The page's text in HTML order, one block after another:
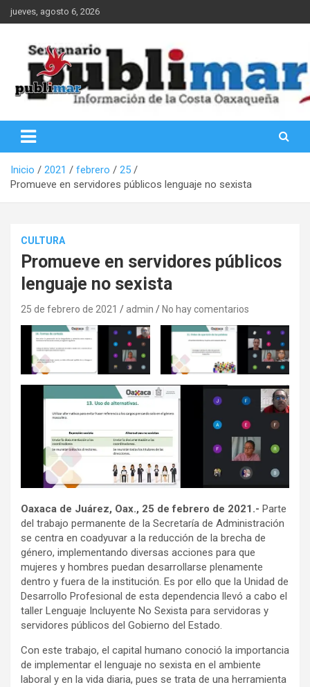
Saltar
al
jueves, agosto 6, 2026
PubliMar
Inicio 2021 febrero
25
Promueve en servidores públicos lenguaje no sexista
CULTURA
Promueve en servidores públicos
lenguaje no sexista
25 de febrero de 2021 admin No hay comentarios
Oaxaca de Juárez, Oax., 25 de febrero de 2021.- Parte
del trabajo permanente de la Secretaría de Administración
se centra en coadyuvar a la reducción de la brecha de
género, implementando diversas acciones para que
mujeres y hombres puedan desarrollarse plenamente
dentro y fuera de la institución. Es por ello que la Unidad de
Desarrollo Profesional de esta dependencia llevó a cabo el
taller Lenguaje Incluyente No Sexista para servidoras y
servidores públicos del Gobierno del Estado.
Con este trabajo, el capital humano conoció la importancia
de implementar el lenguaje no sexista en el ambiente
laboral y en la vida diaria, pues se trata de una herramienta